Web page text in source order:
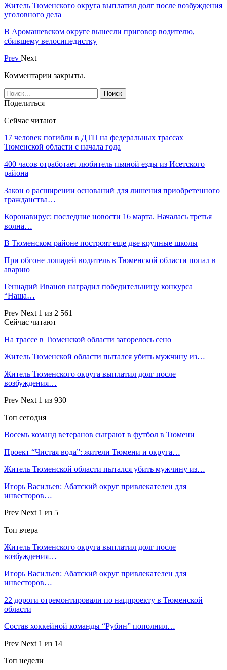
Житель Тюменского округа выплатил долг после возбуждения
уголовного дела
В Аромашевском округе вынесли приговор водителю,
сбившему велосипедистку
Prev Next
Комментарии закрыты.
Поделиться
Сейчас читают
17 человек погибли в ДТП на федеральных трассах
Тюменской области с начала года
400 часов отработает любитель пьяной езды из Исетского
района
Закон о расширении оснований для лишения приобретенного
гражданства…
Коронавирус: последние новости 16 марта. Началась третья
волна…
В Тюменском районе построят еще две крупные школы
При обгоне лошадей водитель в Тюменской области попал в
аварию
Геннадий Иванов наградил победительницу конкурса
“Наша…
Prev Next 1 из 2 561
Сейчас читают
На трассе в Тюменской области загорелось сено
Житель Тюменской области пытался убить мужчину из…
Житель Тюменского округа выплатил долг после
возбуждения…
Prev Next 1 из 930
Топ сегодня
Восемь команд ветеранов сыграют в футбол в Тюмени
Проект “Чистая вода”: жители Тюмени и округа…
Житель Тюменской области пытался убить мужчину из…
Игорь Васильев: Абатский округ привлекателен для
инвесторов…
Prev Next 1 из 5
Топ вчера
Житель Тюменского округа выплатил долг после
возбуждения…
Игорь Васильев: Абатский округ привлекателен для
инвесторов…
22 дороги отремонтировали по нацпроекту в Тюменской
области
Состав хоккейной команды “Рубин” пополнил…
Prev Next 1 из 14
Топ недели